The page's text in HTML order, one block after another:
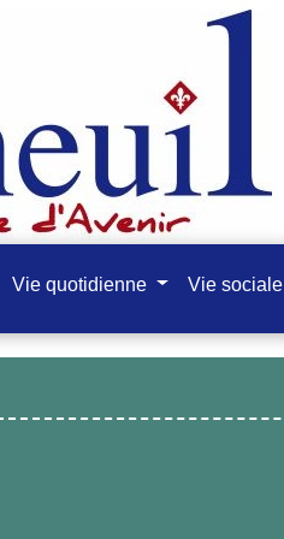
Vie quotidienne Vie sociale